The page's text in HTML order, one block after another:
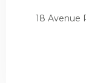
18 Avenue